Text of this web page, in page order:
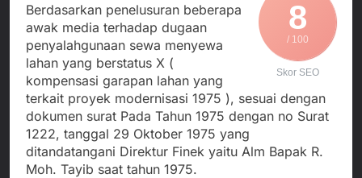
Lapangan Temui Warga
Desa Paseraman yang
Lumpuh dan Hidup
Sebatang Kara
Agustus 3, 2026
Poktan Kadupugur
Laksanakan Program
Oplah Non Rawa dan
PJIT 2026, Dukung
Ketersediaan Air Irigasi
bagi Petani
8
/ 100
Skor SEO
Berdasarkan penelusuran beberapa
awak media terhadap dugaan
penyalahgunaan sewa menyewa
lahan yang berstatus X (
kompensasi garapan lahan yang
terkait proyek modernisasi 1975 ), sesuai dengan
dokumen surat Pada Tahun 1975 dengan no Surat
1222, tanggal 29 Oktober 1975 yang
ditandatangani Direktur Finek yaitu Alm Bapak R.
Moh. Tayib saat tahun 1975.